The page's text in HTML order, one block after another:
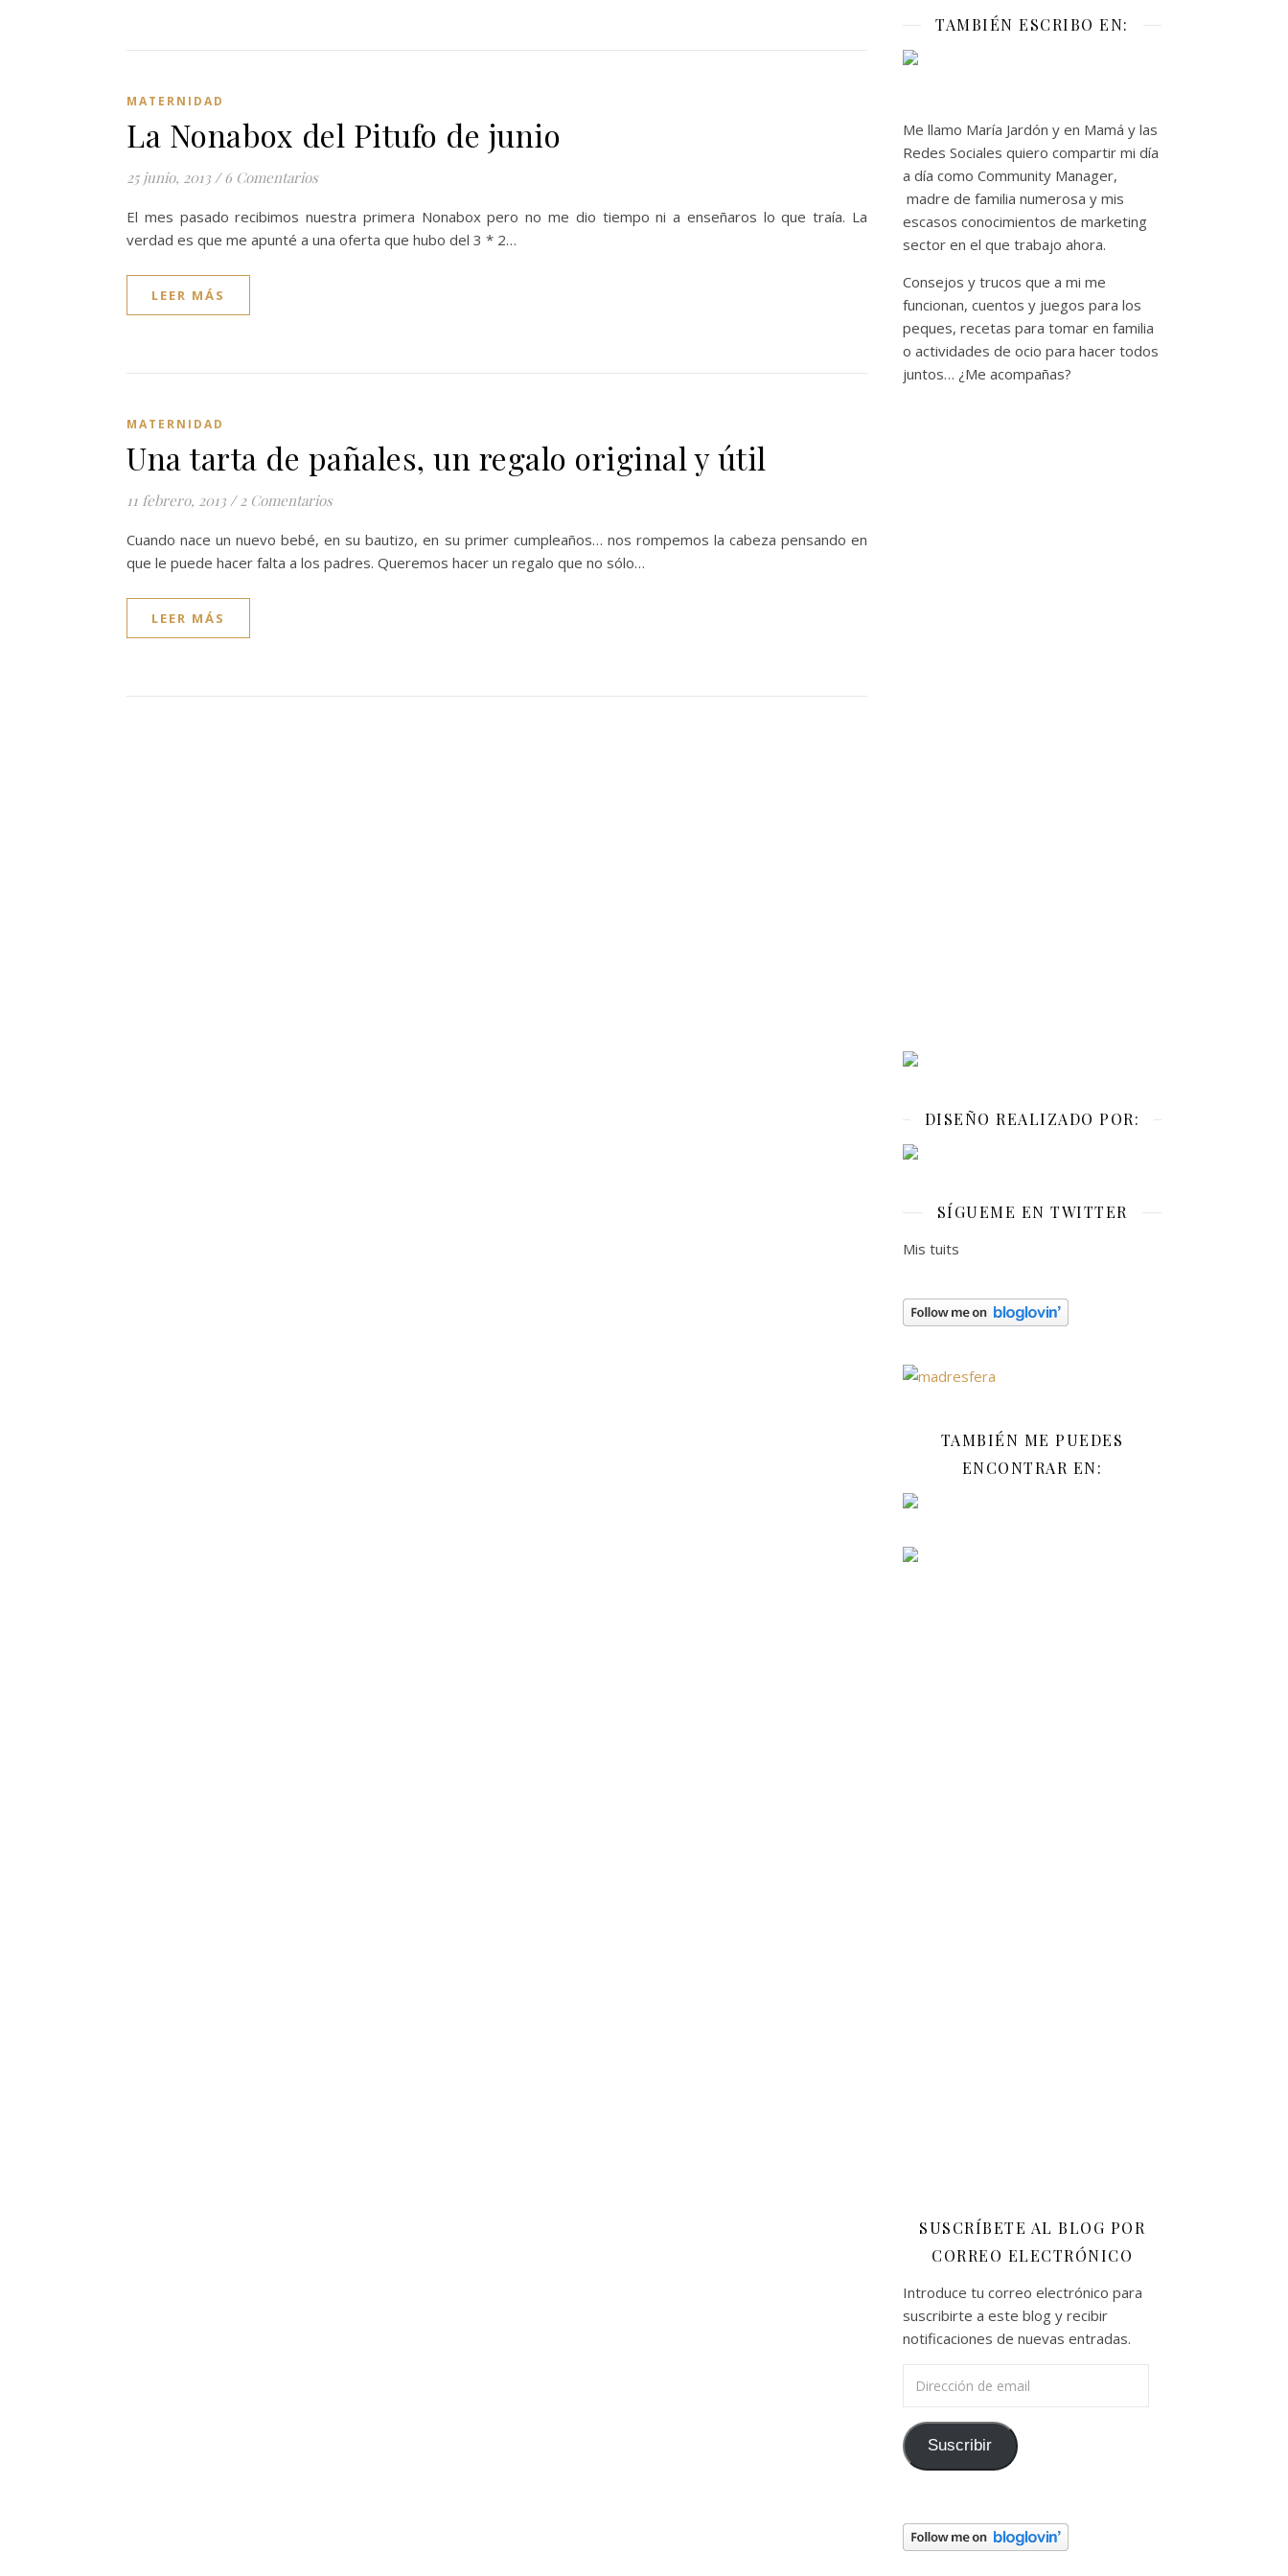
MATERNIDAD
La Nonabox del Pitufo de junio
25 junio, 2013 / 6 Comentarios
El mes pasado recibimos nuestra primera Nonabox pero no me dio tiempo ni a enseñaros lo que traía. La
verdad es que me apunté a una oferta que hubo del 3 * 2…
LEER MÁS
MATERNIDAD
Una tarta de pañales, un regalo original y útil
11 febrero, 2013 / 2 Comentarios
Cuando nace un nuevo bebé, en su bautizo, en su primer cumpleaños… nos rompemos la cabeza pensando en
que le puede hacer falta a los padres. Queremos hacer un regalo que no sólo…
LEER MÁS
TAMBIÉN ESCRIBO EN:
Me llamo María Jardón y en Mamá y las
Redes Sociales quiero compartir mi día
a día como Community Manager,
madre de familia numerosa y mis
escasos conocimientos de marketing
sector en el que trabajo ahora.
Consejos y trucos que a mi me
funcionan, cuentos y juegos para los
peques, recetas para tomar en familia
o actividades de ocio para hacer todos
juntos… ¿Me acompañas?
DISEÑO REALIZADO POR:
SÍGUEME EN TWITTER
Mis tuits
TAMBIÉN ME PUEDES
ENCONTRAR EN:
SUSCRÍBETE AL BLOG POR
CORREO ELECTRÓNICO
Introduce tu correo electrónico para
suscribirte a este blog y recibir
notificaciones de nuevas entradas.
Suscribir